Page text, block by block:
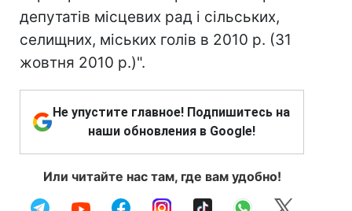
депутатів місцевих рад і сільських,
селищних, міських голів в 2010 р. (31
жовтня 2010 р.)".
Не упустите главное! Подпишитесь на
наши обновления в Google!
Или читайте нас там, где вам удобно!